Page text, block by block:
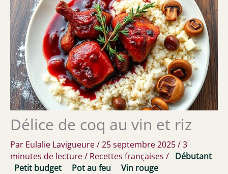
Délice de coq au vin et riz
Par Eulalie Lavigueure/25 septembre 2025/3
minutes de lecture/ Recettes françaises / Débutant
Petit budget
Pot au feu Vin rouge